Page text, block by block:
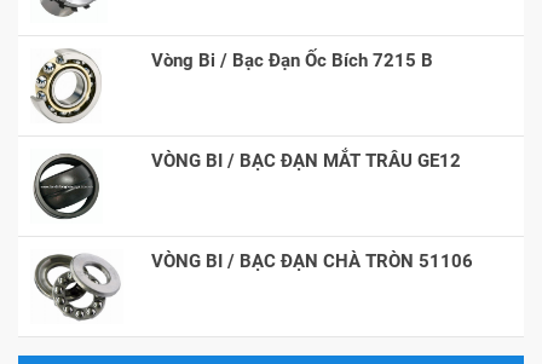
Vòng Bi / Bạc Đạn Ốc Bích 7215 B
VÒNG BI / BẠC ĐẠN MẮT TRÂU GE12
VÒNG BI / BẠC ĐẠN CHÀ TRÒN 51106